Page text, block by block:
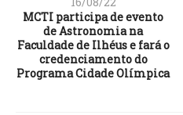
MCTI participa de evento
de Astronomia na
Faculdade de Ilhéus e fará o
credenciamento do
Programa Cidade Olímpica